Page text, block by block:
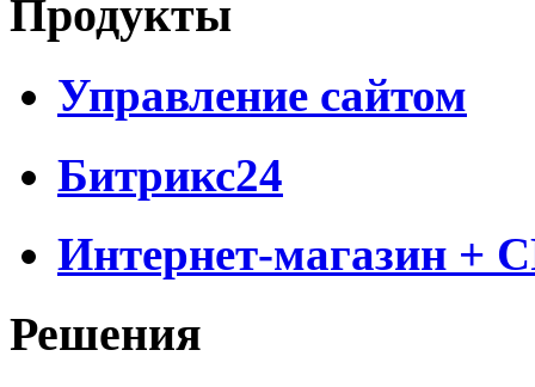
Продукты
Управление сайтом
Битрикс24
Интернет-магазин +
Решения